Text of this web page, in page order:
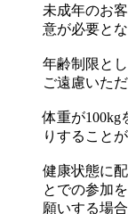
未成年のお
意が必要とな
年齢制限と
ご遠慮いた
体重が100kg
りすること
健康状態に
とでの参加
願いする場